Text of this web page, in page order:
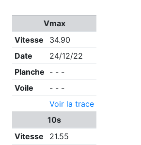
Vmax
Vitesse
34.90
Date
24/12/22
Planche - - -
Voile
- - -
Voir la trace
10s
Vitesse
21.55